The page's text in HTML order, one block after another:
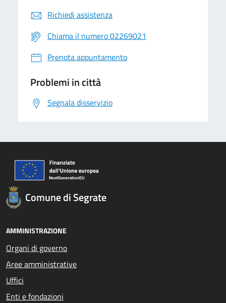
Richiedi assistenza
Chiama il numero 02269021
Prenota appuntamento
Problemi in città
Segnala disservizio
Comune di Segrate
AMMINISTRAZIONE
Organi di governo
Aree amministrative
Uffici
Enti e fondazioni